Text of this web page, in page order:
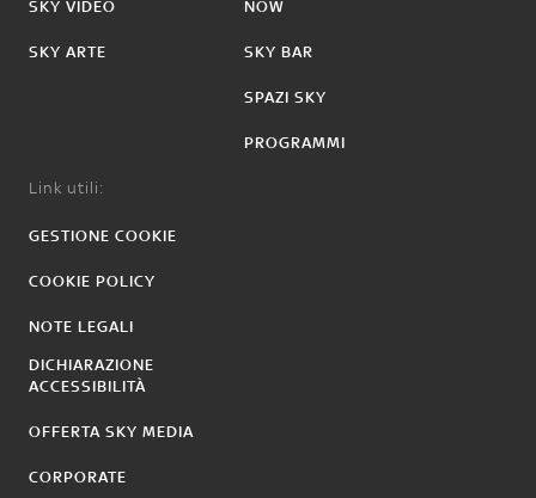
SKY VIDEO
SKY ARTE
NOW
SKY BAR
SPAZI SKY
PROGRAMMI
Link utili:
GESTIONE COOKIE
COOKIE POLICY
NOTE LEGALI
DICHIARAZIONE
ACCESSIBILITÀ
OFFERTA SKY MEDIA
CORPORATE